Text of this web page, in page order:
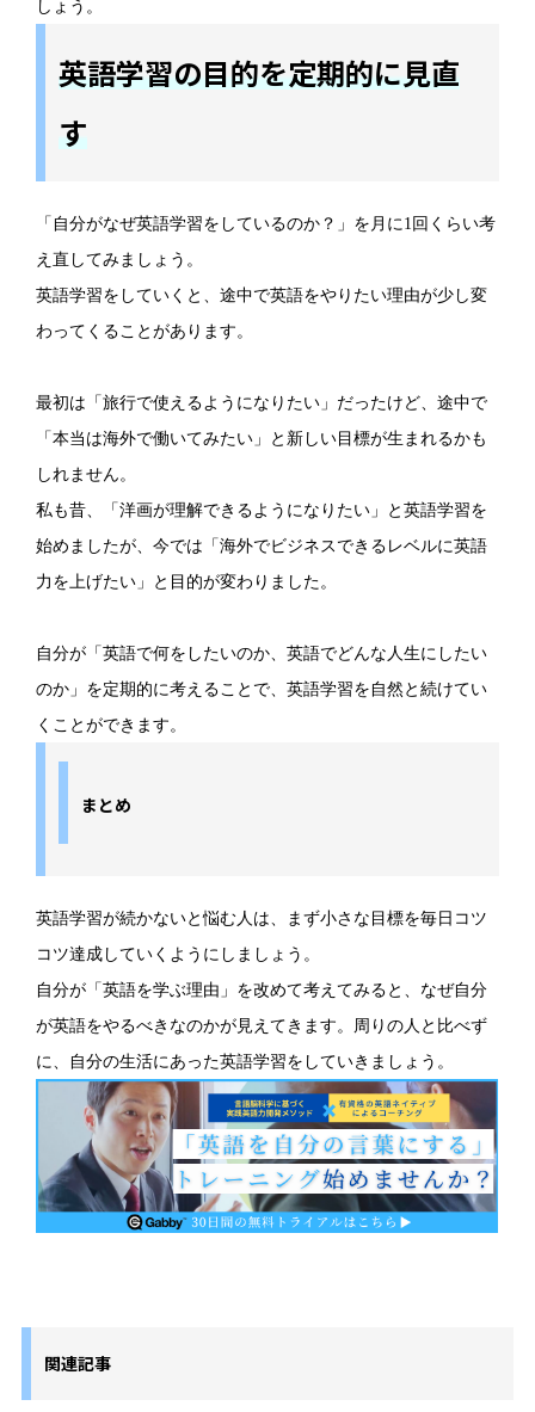
しょう。
英語学習の目的を定期的に見直
す
「自分がなぜ英語学習をしているのか？」を月に1回くらい考
え直してみましょう。
英語学習をしていくと、途中で英語をやりたい理由が少し変
わってくることがあります。
最初は「旅行で使えるようになりたい」だったけど、途中で
「本当は海外で働いてみたい」と新しい目標が生まれるかも
しれません。
私も昔、「洋画が理解できるようになりたい」と英語学習を
始めましたが、今では「海外でビジネスできるレベルに英語
力を上げたい」と目的が変わりました。
自分が「英語で何をしたいのか、英語でどんな人生にしたい
のか」を定期的に考えることで、英語学習を自然と続けてい
くことができます。
まとめ
英語学習が続かないと悩む人は、まず小さな目標を毎日コツ
コツ達成していくようにしましょう。
自分が「英語を学ぶ理由」を改めて考えてみると、なぜ自分
が英語をやるべきなのかが見えてきます。周りの人と比べず
に、自分の生活にあった英語学習をしていきましょう。
関連記事